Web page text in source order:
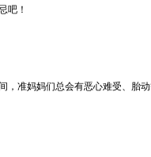
吧！
，准妈妈们总会有恶心难受、胎